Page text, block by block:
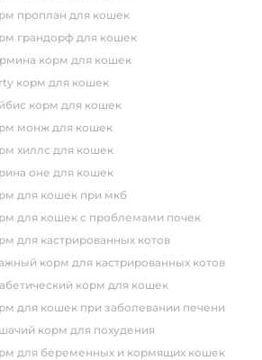
проплан для кошек
грандорф для кошек
корм для кошек
корм для кошек
корм для кошек
монж для кошек
хиллс для кошек
оне для кошек
для кошек при мкб
для кошек с проблемами почек
для кастрированных котов
корм для кастрированных котов
корм для кошек
для кошек при заболевании печени
корм для похудения
для беременных и кормящих кошек